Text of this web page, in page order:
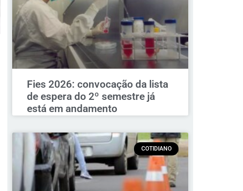
Fies 2026: convocação da lista
de espera do 2º semestre já
está em andamento
COTIDIANO